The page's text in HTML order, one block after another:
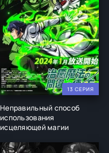
13 СЕРИЯ
Неправильный способ
использования
исцеляющей магии